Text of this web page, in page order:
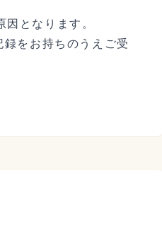
となります。
をお持ちのうえご受